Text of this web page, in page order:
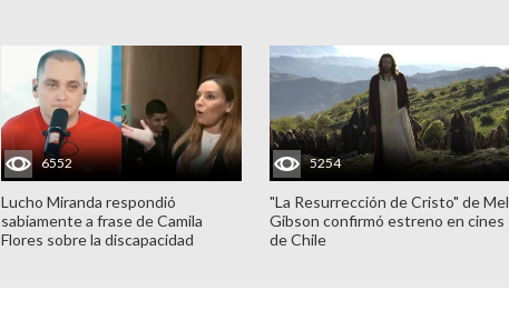
6552
Lucho Miranda respondió
sabiamente a frase de Camila
Flores sobre la discapacidad
5254
"La Resurrección de Cristo" de Mel
Gibson confirmó estreno en cines
de Chile